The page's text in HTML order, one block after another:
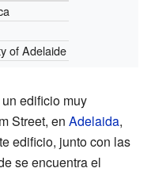
of Adelaide
edificio muy
Street, en Adelaida,
edificio, junto con las
se encuentra el